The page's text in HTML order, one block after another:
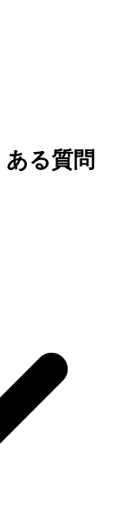
る質問